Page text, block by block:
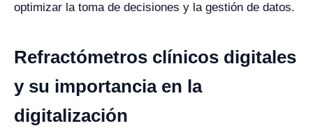
optimizar la toma de decisiones y la gestión de datos.
Refractómetros clínicos digitales
y su importancia en la
digitalización